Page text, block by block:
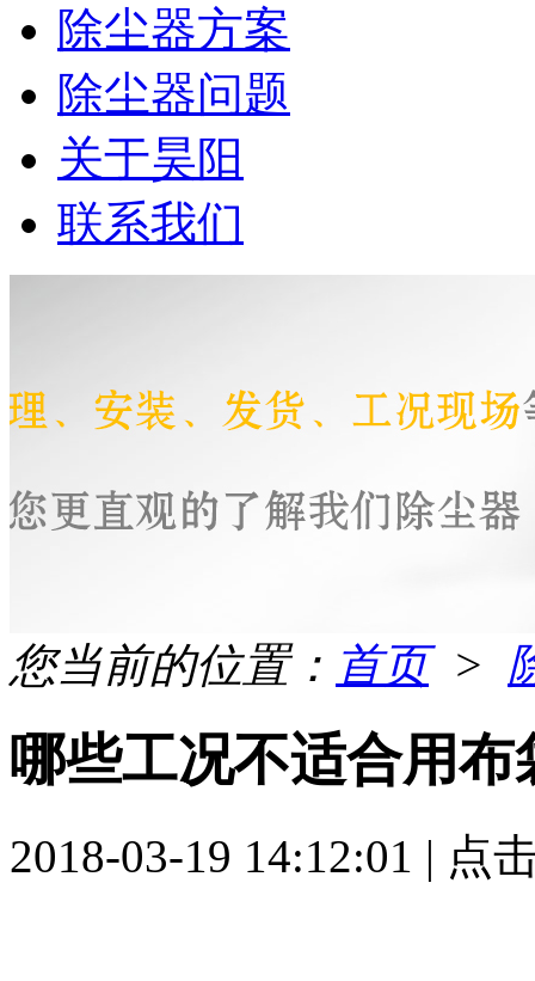
除尘器方案
除尘器问题
关于昊阳
联系我们
您当前的位置： 首页>
哪些工况不适合用布
2018-03-19 14:12:01 | 点